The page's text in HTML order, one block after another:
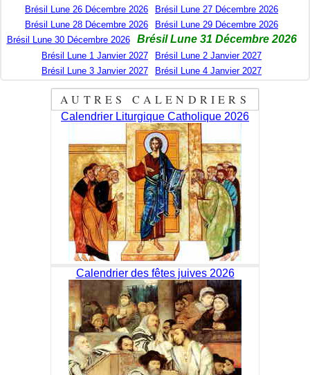
Brésil Lune 26 Décembre 2026
Brésil Lune 27 Décembre 2026
Brésil Lune 28 Décembre 2026
Brésil Lune 29 Décembre 2026
Brésil Lune 30 Décembre 2026
Brésil Lune 31 Décembre 2026
Brésil Lune 1 Janvier 2027
Brésil Lune 2 Janvier 2027
Brésil Lune 3 Janvier 2027
Brésil Lune 4 Janvier 2027
AUTRES CALENDRIERS
Calendrier Liturgique Catholique 2026
Calendrier des fêtes juives 2026